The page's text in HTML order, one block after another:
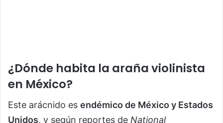
¿Dónde habita la araña violinista
en México?
Este arácnido es endémico de México y Estados
Unidos, y según reportes de National